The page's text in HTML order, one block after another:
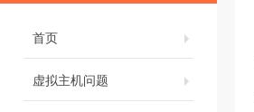
首页
虚拟主机问题